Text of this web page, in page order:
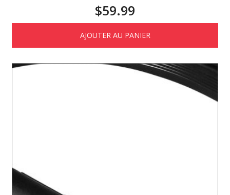
$59.99
AJOUTER AU PANIER